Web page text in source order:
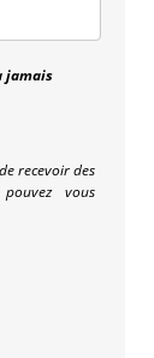
jamais
recevoir des
vous